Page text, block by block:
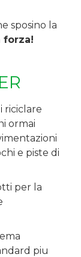
sposino la
forza!
riciclare
ormai
e piste di
per la
piu